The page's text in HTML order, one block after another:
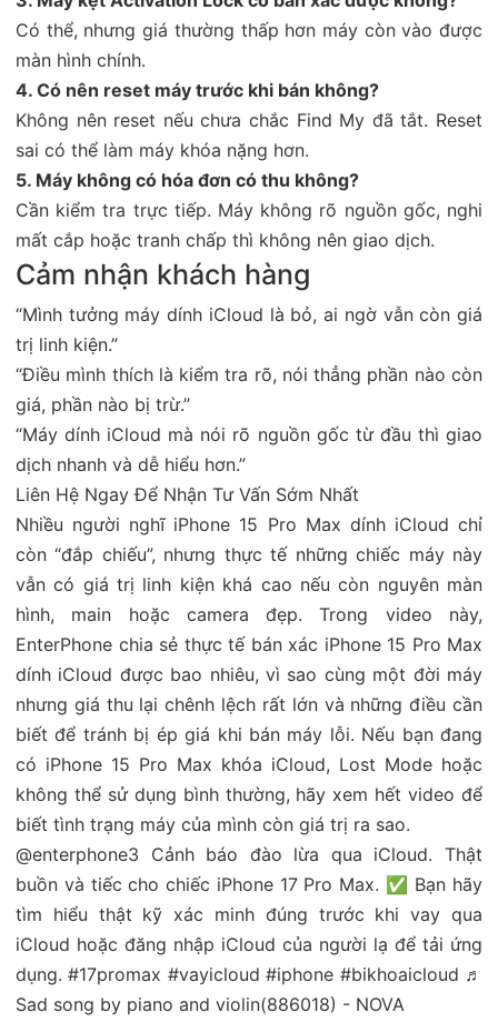
Có thể, nhưng giá thường thấp hơn máy còn vào được
màn hình chính.
4. Có nên reset máy trước khi bán không?
Không nên reset nếu chưa chắc Find My đã tắt. Reset
sai có thể làm máy khóa nặng hơn.
5. Máy không có hóa đơn có thu không?
Cần kiểm tra trực tiếp. Máy không rõ nguồn gốc, nghi
mất cắp hoặc tranh chấp thì không nên giao dịch.
Cảm nhận khách hàng
“Mình tưởng máy dính iCloud là bỏ, ai ngờ vẫn còn giá
trị linh kiện.”
“Điều mình thích là kiểm tra rõ, nói thẳng phần nào còn
giá, phần nào bị trừ.”
“Máy dính iCloud mà nói rõ nguồn gốc từ đầu thì giao
dịch nhanh và dễ hiểu hơn.”
Liên Hệ Ngay Để Nhận Tư Vấn Sớm Nhất
Nhiều người nghĩ iPhone 15 Pro Max dính iCloud chỉ
còn “đắp chiếu”, nhưng thực tế những chiếc máy này
vẫn có giá trị linh kiện khá cao nếu còn nguyên màn
hình, main hoặc camera đẹp. Trong video này,
EnterPhone chia sẻ thực tế bán xác iPhone 15 Pro Max
dính iCloud được bao nhiêu, vì sao cùng một đời máy
nhưng giá thu lại chênh lệch rất lớn và những điều cần
biết để tránh bị ép giá khi bán máy lỗi. Nếu bạn đang
có iPhone 15 Pro Max khóa iCloud, Lost Mode hoặc
không thể sử dụng bình thường, hãy xem hết video để
biết tình trạng máy của mình còn giá trị ra sao.
@enterphone3 Cảnh báo đào lừa qua iCloud. Thật
buồn và tiếc cho chiếc iPhone 17 Pro Max. ✅ Bạn hãy
tìm hiểu thật kỹ xác minh đúng trước khi vay qua
iCloud hoặc đăng nhập iCloud của người lạ để tải ứng
dụng.#17promax #vayicloud #iphone #bikhoaicloud ♬
Sad song by piano and violin(886018) - NOVA